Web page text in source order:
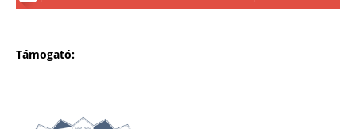
Támogató: